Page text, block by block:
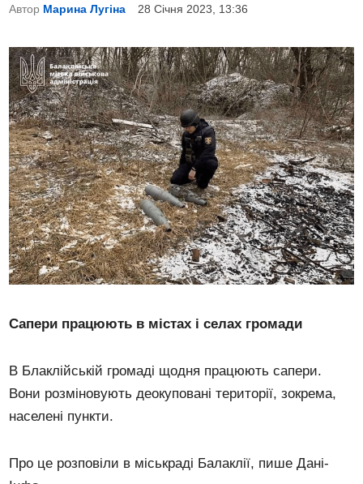
Автор Марина Лугіна 28 Січня 2023, 13:36
Сапери працюють в містах і селах громади
В Блаклійській громаді щодня працюють сапери.
Вони розміновують деокуповані території, зокрема,
населені пункти.
Про це розповіли в міськраді Балаклії, пише Дані-